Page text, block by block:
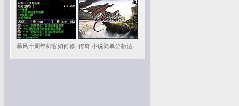
暴风十周年刺客如何修 传奇 小说简单分析法